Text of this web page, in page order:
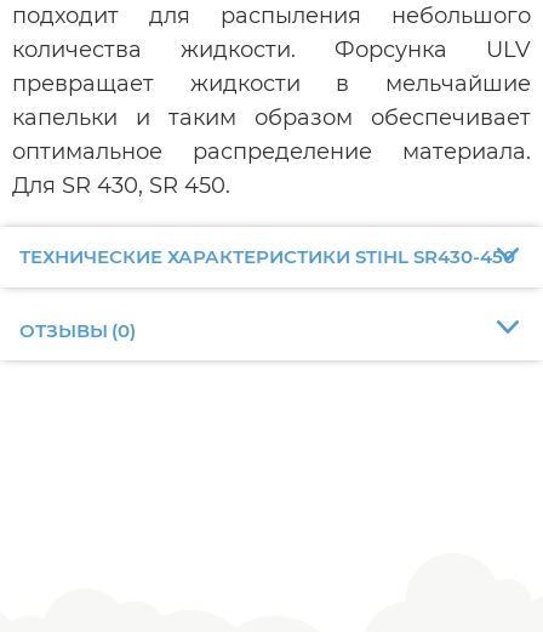
подходит для распыления небольшого
количества жидкости. Форсунка ULV
превращает жидкости в мельчайшие
капельки и таким образом обеспечивает
оптимальное распределение материала.
Для SR 430, SR 450.
ТЕХНИЧЕСКИЕ ХАРАКТЕРИСТИКИ STIHL SR430-450
ОТЗЫВЫ (0)